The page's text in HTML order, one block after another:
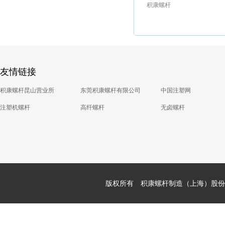
积康螺杆
友情链接
积康螺杆昆山营业所 东莞积康螺杆有限公司 中国注塑网
注塑机螺杆 高纤螺杆 无卤螺杆
版权所有 积康螺杆制造（上海）股